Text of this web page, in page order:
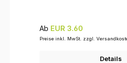
Regulärer Preis:
Ab EUR 3.60
Preise inkl. MwSt. zzgl.
Details